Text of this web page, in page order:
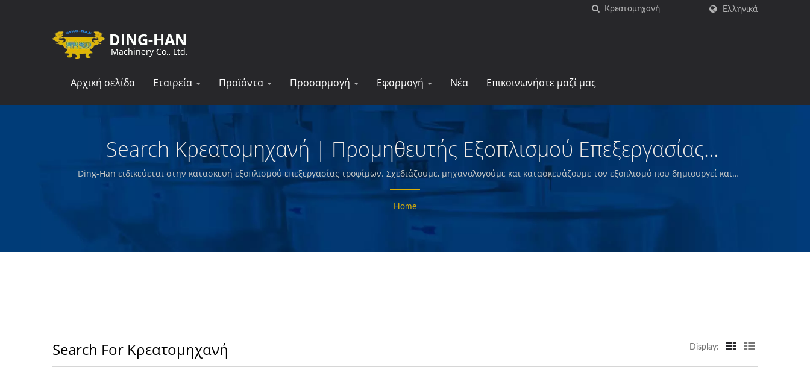
Ελληνικά
Αρχική σελίδα Εταιρεία Προϊόντα Προσαρμογή Εφαρμογή Νέα Επικοινωνήστε μαζί μας
Search Κρεατομηχανή | Προμηθευτής Εξοπλισμού Επεξεργασίας
Τροφίμων Και Γραμμών Παραγωγής - Ding-Han
Ding-Han ειδικεύεται στην κατασκευή εξοπλισμού επεξεργασίας τροφίμων. Σχεδιάζουμε, μηχανολογούμε και κατασκευάζουμε τον εξοπλισμό που δημιουργεί και
συσκευάζει προετοιμασμένα κρέατα, λαχανικά και θαλασσινά, τηγανητές πατάτες, ψητά και τηγανητά σνακς και άλλα ποιοτικά τρόφιμα.
Home
Search For Κρεατομηχανή Display: